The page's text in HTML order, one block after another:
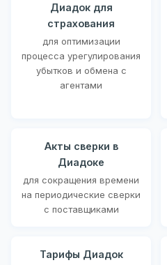
Диадок для
страхования
для оптимизации
процесса урегулирования
убытков и обмена с
агентами
Акты сверки в
Диадоке
для сокращения времени
на периодические сверки
с поставщиками
Тарифы Диадок